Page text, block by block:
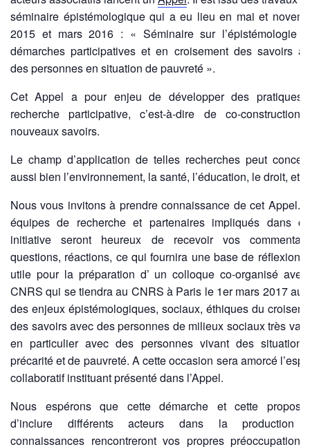
séminaire épistémologique qui a eu lieu en mai et
2015 et mars 2016 : « Séminaire sur l’épistémologie
démarches participatives et en croisement des savoirs
des personnes en situation de pauvreté ».
Cet Appel a pour enjeu de développer des pratiques
recherche participative, c’est-à-dire de co-construction
nouveaux savoirs.
Le champ d’application de telles recherches peut
aussi bien l’environnement, la santé, l’éducation, le droit, etc.
Nous vous invitons à prendre connaissance de cet Appel.
équipes de recherche et partenaires impliqués dans
initiative seront heureux de recevoir vos
questions, réactions, ce qui fournira une base de réflexion
utile pour la préparation d’ un colloque co-organisé
CNRS qui se tiendra au CNRS à Paris le 1er mars 2017
des enjeux épistémologiques, sociaux, éthiques du
des savoirs avec des personnes de milieux sociaux très
en particulier avec des personnes vivant des situation
précarité et de pauvreté. A cette occasion sera amorcé
collaboratif instituant présenté dans l’Appel.
Nous espérons que cette démarche et cette
d’inclure différents acteurs dans la production
connaissances rencontreront vos propres